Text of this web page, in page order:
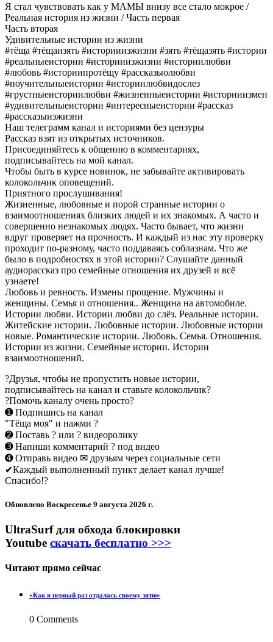
Я стал чувствовать как у МАМЫ внизу все стало мокрое /
Реальная история из жизни / Часть первая
Часть вторая
Удивительные истории из жизни
#тёща #тёщаизять #историиизжизни #зять #тёщазять #истории
#реальныеистории #историиизжизни #историилюбви
#любовь #историипротёщу #рассказыолюбви
#поучительныеистории #историилюбвидослез
#грустныеисториилюбви #жизненныеистории #историиизмен
#удивительныеистории #интересныеистории #рассказ
#рассказыизжизни
Наш телеграмм канал и историями без цензуры
Рассказ взят из открытых источников.
Присоединяйтесь к общению в комментариях,
подписывайтесь на мой канал.
Чтобы быть в курсе новинок, не забывайте активировать
колокольчик оповещений.
Приятного прослушивания!
Жизненные, любовные и порой странные истории о
взаимоотношениях близких людей и их знакомых. А часто и
совершенно незнакомых людях. Часто бывает, что жизни
вдруг проверяет на прочность. И каждый из нас эту проверку
проходит по-разному, часто поддаваясь соблазнам. Что же
было в подробностях в этой истории? Слушайте данный
аудиорассказ про семейные отношения их друзей и всё
узнаете!
Любовь и ревность. Измены прощение. Мужчины и
женщины. Семья и отношения.. Женщина на автомобиле.
Истории любви. Истории любви до слёз. Реальные истории.
Житейские истории. Любовные истории. Любовные истории
новые. Романтические истории. Любовь. Семья. Отношения.
Истории из жизни. Семейные истории. Истории
взаимоотношений.
?Друзья, чтобы не пропустить новые истории,
подписывайтесь на канал и ставьте колокольчик?
?Помочь каналу очень просто?
➊ Подпишись на канал
"Тёща моя" и нажми ?
➋ Поставь ? или ? видеоролику
➌ Напиши комментарий ? под видео
➍ Отправь видео ✉ друзьям через социальные сети
✔Каждый выполненный пункт делает канал лучше!
Спасибо!?
Обновлено Воскресенье 9 августа 2026 г.
UltraSurf для обхода блокировки
Youtube скачать бесплатно >>>
Читают прямо сейчас
«Как я первый раз отдалась своему зятю»
0 Comments